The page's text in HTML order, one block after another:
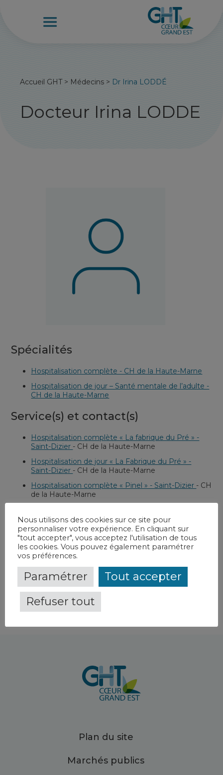
Accueil GHT> Médecins > Dr Irina LODDÉ
Docteur Irina LODDE
Spécialités
Hospitalisation complète - CH de la Haute-Marne
Hospitalisation de jour – Santé mentale de l’adulte -
CH de la Haute-Marne
Service(s) et contact(s)
Hospitalisation complète « La fabrique du Pré » -
Saint-Dizier - CH de la Haute-Marne
Hospitalisation de jour « La Fabrique du Pré » -
Saint-Dizier - CH de la Haute-Marne
Hospitalisation complète « Pinel » - Saint-Dizier - CH
de la Haute-Marne
de la Haute-Marne
Hospitalisation complète « Les Iris » - Saint-Dizier
CH de la Haute-Marne
Hospitalisation de jour « Les Iris » - Saint-Dizier
de la Haute-Marne
Plan du site
Marchés publics
Nous utilisons des cookies sur ce site pour
personnaliser votre expérience. En cliquant sur
"tout accepter", vous acceptez l'utilisation de tous
les cookies. Vous pouvez également paramétrer
vos préférences.
Paramétrer
Tout accepter
Refuser tout